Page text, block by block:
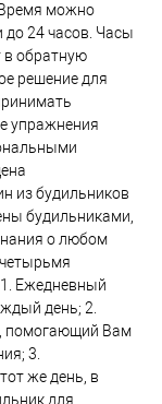
Время можно
до 24 часов. Часы
в обратную
решение для
упражнения
из будильников
будильниками,
о любом
Ежедневный
день; 2.
помогающий Вам
3.
же день, в
для